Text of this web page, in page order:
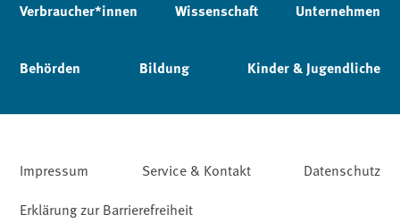
Verbraucher*innen Wissenschaft Unternehmen
Behörden Bildung Kinder & Jugendliche
Impressum Service & Kontakt
Datenschutz
Erklärung zur Barrierefreiheit